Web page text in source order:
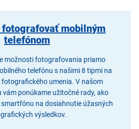
fotografovať mobilným
telefónom
možnosti fotografovania priamo
telefónu s našimi 8 tipmi na
fotografického umenia. V našom
vám ponúkame užitočné rady, ako
na dosiahnutie úžasných
výsledkov.